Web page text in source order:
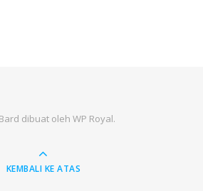
dibuat oleh WP Royal.
KEMBALI KE ATAS